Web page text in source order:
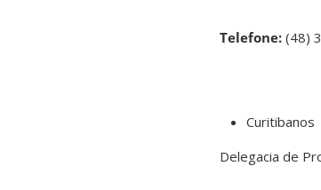
Telefone: (48)
Curitibanos
Delegacia de